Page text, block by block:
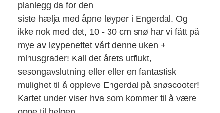
planlegg da for den
siste hælja med åpne løyper i Engerdal. Og
ikke nok med det, 10 - 30 cm snø har vi fått på
mye av løypenettet vårt denne uken +
minusgrader! Kall det årets utflukt,
sesongavslutning eller eller en fantastisk
mulighet til å oppleve Engerdal på snøscooter!
Kartet under viser hva som kommer til å være